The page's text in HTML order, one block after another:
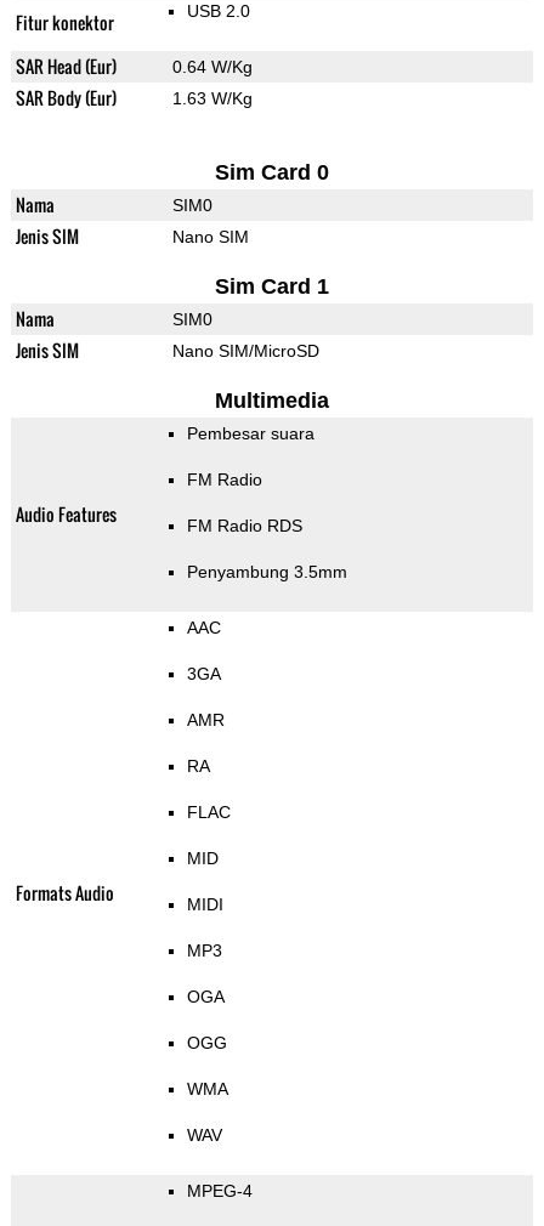
Fitur konektor USB 2.0
SAR Head (Eur) 0.64 W/Kg
SAR Body (Eur) 1.63 W/Kg
Sim Card 0
Nama SIM0
Jenis SIM Nano SIM
Sim Card 1
Nama SIM0
Jenis SIM Nano SIM/MicroSD
Multimedia
Audio Features
Pembesar suara
FM Radio
FM Radio RDS
Penyambung 3.5mm
Formats Audio
AAC
3GA
AMR
RA
FLAC
MID
MIDI
MP3
OGA
OGG
WMA
WAV
MPEG-4